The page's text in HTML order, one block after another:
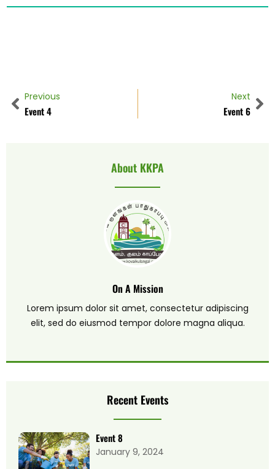
Previous
Event 4
Next
Event 6
About KKPA
On A Mission
Lorem ipsum dolor sit amet, consectetur adipiscing
elit, sed do eiusmod tempor dolore magna aliqua.
Recent Events
Event 8
January 9, 2024